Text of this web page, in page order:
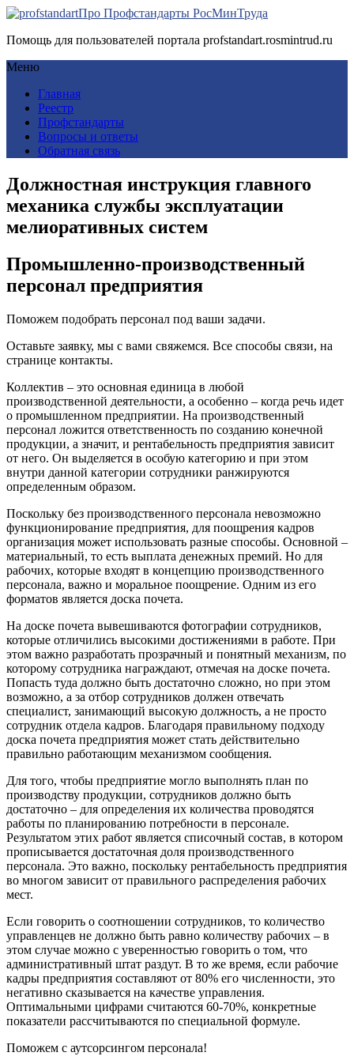
Про Профстандарты РосМинТруда
Помощь для пользователей портала profstandart.rosmintrud.ru
Меню
Главная
Реестр
Профстандарты
Вопросы и ответы
Обратная связь
Должностная инструкция главного
механика службы эксплуатации
мелиоративных систем
Промышленно-производственный
персонал предприятия
Поможем подобрать персонал под ваши задачи.
Оставьте заявку, мы с вами свяжемся. Все способы связи, на
странице контакты.
Коллектив – это основная единица в любой
производственной деятельности, а особенно – когда речь идет
о промышленном предприятии. На производственный
персонал ложится ответственность по созданию конечной
продукции, а значит, и рентабельность предприятия зависит
от него. Он выделяется в особую категорию и при этом
внутри данной категории сотрудники ранжируются
определенным образом.
Поскольку без производственного персонала невозможно
функционирование предприятия, для поощрения кадров
организация может использовать разные способы. Основной –
материальный, то есть выплата денежных премий. Но для
рабочих, которые входят в концепцию производственного
персонала, важно и моральное поощрение. Одним из его
форматов является доска почета.
На доске почета вывешиваются фотографии сотрудников,
которые отличились высокими достижениями в работе. При
этом важно разработать прозрачный и понятный механизм, по
которому сотрудника награждают, отмечая на доске почета.
Попасть туда должно быть достаточно сложно, но при этом
возможно, а за отбор сотрудников должен отвечать
специалист, занимающий высокую должность, а не просто
сотрудник отдела кадров. Благодаря правильному подходу
доска почета предприятия может стать действительно
правильно работающим механизмом сообщения.
Для того, чтобы предприятие могло выполнять план по
производству продукции, сотрудников должно быть
достаточно – для определения их количества проводятся
работы по планированию потребности в персонале.
Результатом этих работ является списочный состав, в котором
прописывается достаточная доля производственного
персонала. Это важно, поскольку рентабельность предприятия
во многом зависит от правильного распределения рабочих
мест.
Если говорить о соотношении сотрудников, то количество
управленцев не должно быть равно количеству рабочих – в
этом случае можно с уверенностью говорить о том, что
административный штат раздут. В то же время, если рабочие
кадры предприятия составляют от 80% его численности, это
негативно сказывается на качестве управления.
Оптимальными цифрами считаются 60-70%, конкретные
показатели рассчитываются по специальной формуле.
Поможем с аутсорсингом персонала!